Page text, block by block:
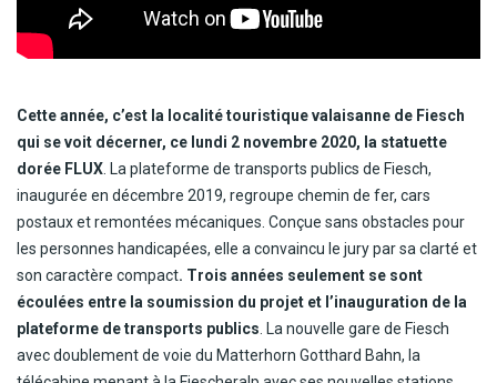
Cette année, c’est la localité touristique valaisanne de Fiesch
qui se voit décerner, ce lundi 2 novembre 2020, la statuette
dorée FLUX . La plateforme de transports publics de Fiesch,
inaugurée en décembre 2019, regroupe chemin de fer, cars
postaux et remontées mécaniques. Conçue sans obstacles pour
les personnes handicapées, elle a convaincu le jury par sa clarté et
son caractère compact. Trois années seulement se sont
écoulées entre la soumission du projet et l’inauguration de la
plateforme de transports publics . La nouvelle gare de Fiesch
avec doublement de voie du Matterhorn Gotthard Bahn, la